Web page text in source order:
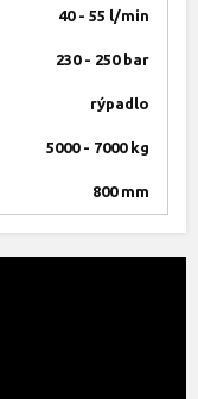
40 - 55 l/min
230 - 250 bar
rýpadlo
5000 - 7000 kg
800 mm